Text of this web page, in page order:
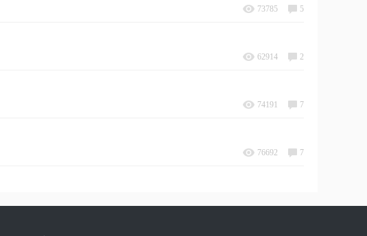
73785 5
62914 2
74191 7
76692 7